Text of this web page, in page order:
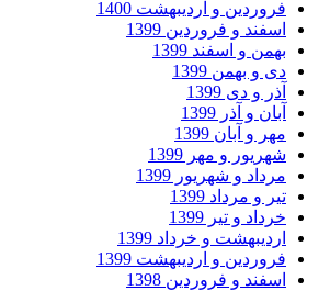
و اردیبهشت 1400
و فروردین 1399
و اسفند 1399
و بهمن 1399
و دی 1399
و آذر 1399
و آبان 1399
و مهر 1399
و شهریور 1399
و مرداد 1399
و تیر 1399
و خرداد 1399
و اردیبهشت 1399
و فروردین 1398